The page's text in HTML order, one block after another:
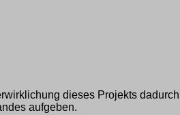
dieses Projekts
aufgeben.